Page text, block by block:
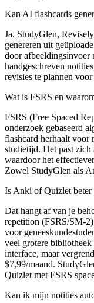
Kan AI flashcards
Ja. StudyGlen,
genereren uit
door afbeeldingsinvoer
handgeschreven
revisies te plannen
Wat is FSRS en
FSRS (Free Spaced
onderzoek gebaseerd
flashcard herhaalt voor
studietijd. Het past zich
waardoor het
Zowel StudyGlen als
Is Anki of Quizlet beter
Dat hangt af van je
repetition (FSRS/SM-
voor
veel grotere
interface, maar
$7,99/maand.
Quizlet met FSRS
Kan ik mijn notities